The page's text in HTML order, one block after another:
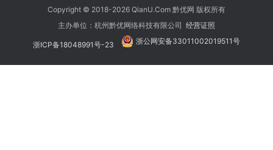
Copyright © 2018-2026 QianU.Com 黔优网 版权所有
主办单位：杭州黔优网络科技有限公司 经营证照
浙ICP备18048991号-23 浙公网安备33011002019511号